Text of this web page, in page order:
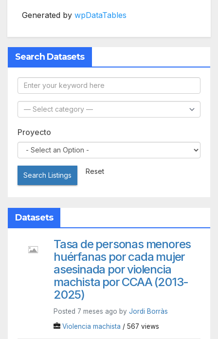
Generated by wpDataTables
Search Datasets
Proyecto
Search Listings Reset
Datasets
Tasa de personas menores
huérfanas por cada mujer
asesinada por violencia
machista por CCAA (2013-
2025)
Posted 7 meses ago by Jordi Borràs
Violencia machista / 567 views